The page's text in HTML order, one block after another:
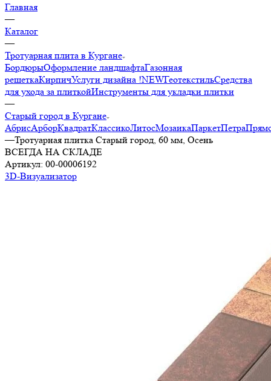
Главная
—
Каталог
—
Тротуарная плита в Кургане
БордюрыОформление ландшафтаГазонная
решеткаКирпичУслуги дизайна !NEWГеотекстильСредства
для ухода за плиткойИнструменты для укладки плитки
—
Старый город в Кургане
АбрисАрборКвадратКлассикоЛитосМозаикаПаркетПетра
—Тротуарная плитка Старый город, 60 мм, Осень
ВСЕГДА НА СКЛАДЕ
Артикул: 00-00006192
3D-Визуализатор